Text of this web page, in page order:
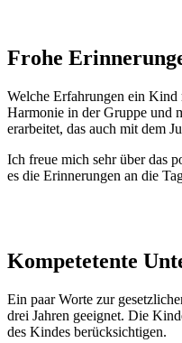
Frohe
Welche Erfahrungen ein Kind
Harmonie in der Gruppe und
erarbeitet, das auch mit dem
Ich freue mich sehr über das
es die Erinnerungen an die
Kompetetente
Ein paar Worte zur
drei Jahren geeignet. Die
des Kindes berücksichtigen.